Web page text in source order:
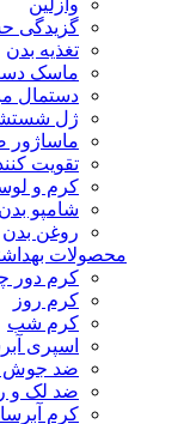
وازلین
گزیدگی
تغذیه بدن
ماسک
دستمال
ژل
ماساژور
تقویت
کرم و
شامپو بدن
روغن بدن
محصولات
کرم دور
کرم روز
کرم شب
اسپری
ضد جوش
ضد لک و
کرم